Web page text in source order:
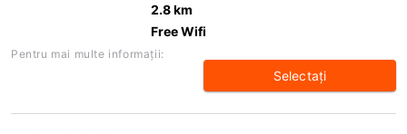
2.8 km
Free Wifi
Pentru mai multe informaţii:
Selectaţi